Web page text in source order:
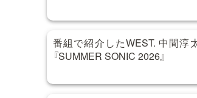
番組で紹介したWEST. 中間淳
『SUMMER SONIC 2026』